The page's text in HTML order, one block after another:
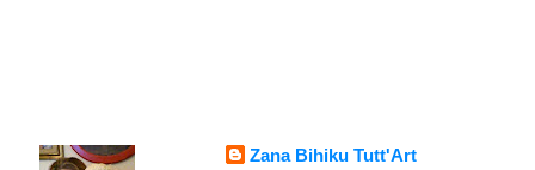
Zana Bihiku Tutt'Art